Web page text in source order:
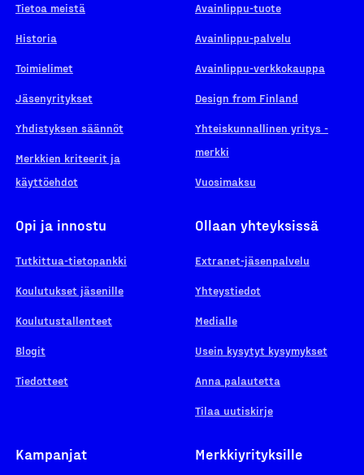
Tietoa meistä
Historia
Toimielimet
Jäsenyritykset
Yhdistyksen säännöt
Merkkien kriteerit ja
käyttöehdot
Avainlippu-tuote
Avainlippu-palvelu
Avainlippu-verkkokauppa
Design from Finland
Yhteiskunnallinen yritys -
merkki
Vuosimaksu
Opi ja innostu
Tutkittua-tietopankki
Koulutukset jäsenille
Koulutustallenteet
Blogit
Tiedotteet
Ollaan yhteyksissä
Extranet-jäsenpalvelu
Yhteystiedot
Medialle
Usein kysytyt kysymykset
Anna palautetta
Tilaa uutiskirje
Kampanjat Merkkiyrityksille